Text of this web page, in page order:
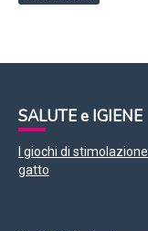
SALUTE e IGIENE
I giochi di
gatto